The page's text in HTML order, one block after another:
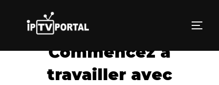
contenu
Commencez à
travailler avec